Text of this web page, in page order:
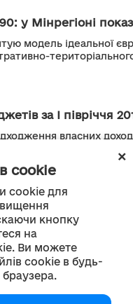
+
cookie
cookie для
кнопку
на
Ви можете
cookie в будь-
у Мінрегіоні
модель ідеальної
за І півріччя
власних